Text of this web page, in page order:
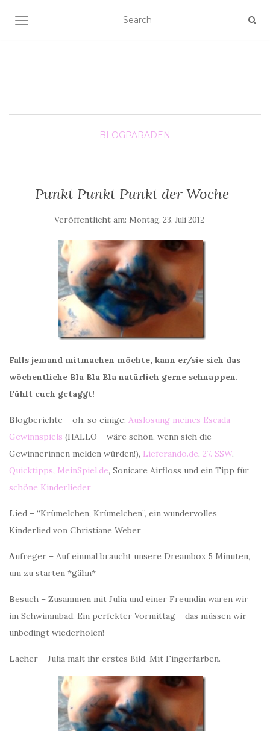
SCHALTE NAVIGATION
BLOGPARADEN
Punkt Punkt Punkt der Woche
Veröffentlicht am: Montag, 23. Juli 2012
Falls jemand mitmachen möchte, kann er/sie sich das
wöchentliche Bla Bla Bla natürlich gerne schnappen.
Fühlt euch getaggt!
Blogberichte – oh, so einige: Auslosung meines Escada-
Gewinnspiels (HALLO – wäre schön, wenn sich die
Gewinnerinnen melden würden!), Lieferando.de, 27. SSW,
Quicktipps, MeinSpiel.de, Sonicare Airfloss und ein Tipp für
schöne Kinderlieder
Lied – “Krümelchen, Krümelchen”, ein wundervolles
Kinderlied von Christiane Weber
Aufreger – Auf einmal braucht unsere Dreambox 5 Minuten,
um zu starten *gähn*
Besuch – Zusammen mit Julia und einer Freundin waren wir
im Schwimmbad. Ein perfekter Vormittag – das müssen wir
unbedingt wiederholen!
Lacher – Julia malt ihr erstes Bild. Mit Fingerfarben.